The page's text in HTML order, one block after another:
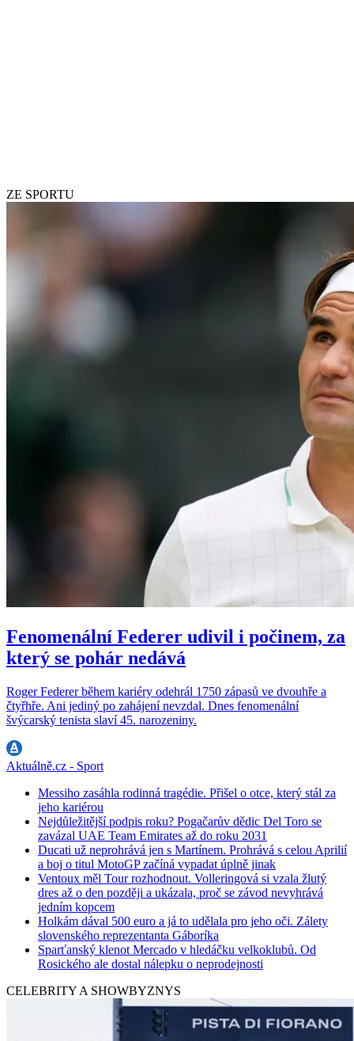
ZE SPORTU
Fenomenální Federer udivil i počinem, za
který se pohár nedává
Roger Federer během kariéry odehrál 1750 zápasů ve dvouhře a
čtyřhře. Ani jediný po zahájení nevzdal. Dnes fenomenální
švýcarský tenista slaví 45. narozeniny.
Aktuálně.cz - Sport
Messiho zasáhla rodinná tragédie. Přišel o otce, který stál za
jeho kariérou
Nejdůležitější podpis roku? Pogačarův dědic Del Toro se
zavázal UAE Team Emirates až do roku 2031
Ducati už neprohrává jen s Martínem. Prohrává s celou Aprilií
a boj o titul MotoGP začíná vypadat úplně jinak
Ventoux měl Tour rozhodnout. Volleringová si vzala žlutý
dres až o den později a ukázala, proč se závod nevyhrává
jedním kopcem
Holkám dával 500 euro a já to udělala pro jeho oči. Zálety
slovenského reprezentanta Gáboríka
Sparťanský klenot Mercado v hledáčku velkoklubů. Od
Rosického ale dostal nálepku o neprodejnosti
CELEBRITY A SHOWBYZNYS